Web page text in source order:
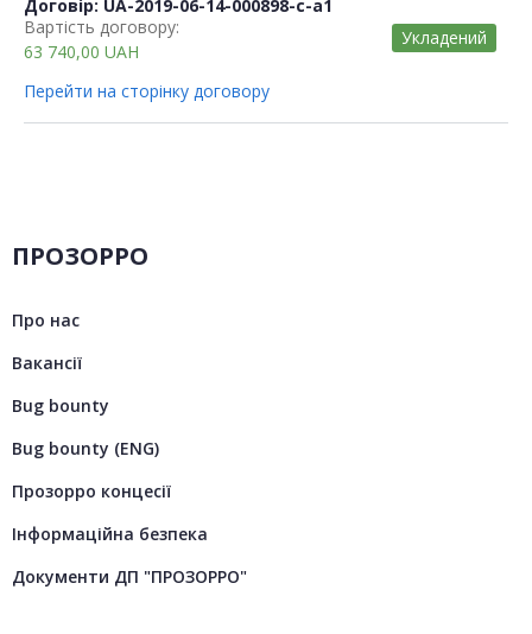
Договір: UA-2019-06-14-000898-c-a1
Вартість договору:
63 740,00 UAH
Укладений
Перейти на сторінку договору
ПРОЗОРРО
Про нас
Вакансії
Bug bounty
Bug bounty (ENG)
Прозорро концесії
Інформаційна безпека
Документи ДП "ПРОЗОРРО"